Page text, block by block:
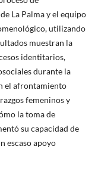
La Palma y el equipo
utilizando
muestran la
identitarios,
durante la
el afrontamiento
femeninos y
la toma de
su capacidad de
escaso apoyo